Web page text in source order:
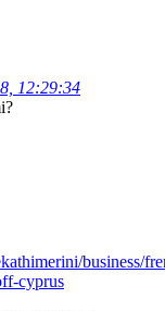
12:29:34
business/
cyprus